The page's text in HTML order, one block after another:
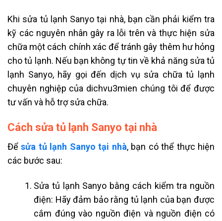
Khi sửa tủ lạnh Sanyo tại nhà, bạn cần phải kiểm tra
kỹ các nguyên nhân gây ra lỗi trên và thực hiện sửa
chữa một cách chính xác để tránh gây thêm hư hỏng
cho tủ lạnh. Nếu bạn không tự tin về khả năng sửa tủ
lạnh Sanyo, hãy gọi đến dịch vụ sửa chữa tủ lạnh
chuyên nghiệp của dichvu3mien chúng tôi để được
tư vấn và hỗ trợ sửa chữa.
Cách sửa tủ lạnh Sanyo tại nhà
Đểsửa tủ lạnh Sanyo tại nhà, bạn có thể thực hiện
các bước sau:
Sửa tủ lạnh Sanyo bằng cách kiểm tra nguồn
điện: Hãy đảm bảo rằng tủ lạnh của bạn được
cắm đúng vào nguồn điện và nguồn điện có